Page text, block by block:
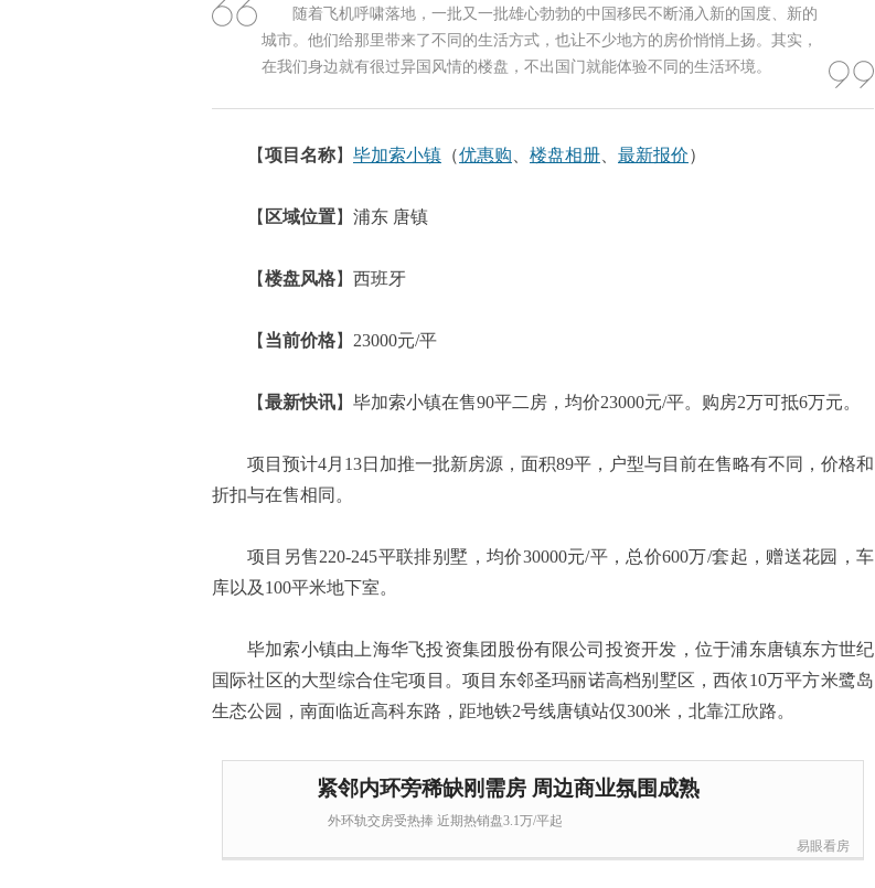
随着飞机呼啸落地，一批又一批雄心勃勃的中国移民不断涌入新的国度、新的
城市。他们给那里带来了不同的生活方式，也让不少地方的房价悄悄上扬。其实，
在我们身边就有很过异国风情的楼盘，不出国门就能体验不同的生活环境。
【项目名称】 毕加索小镇 （优惠购 楼盘相册 最新报价）
【 区域位置】浦东 唐镇
【楼盘风格】西班牙
【 当前价格】23000元/平
【最新快讯】毕加索小镇在售90平二房，均价23000元/平。购房2万可抵6万元。
项目预计4月13日加推一批新房源，面积89平，户型与目前在售略有不同，价格和
折扣与在售相同。
项目另售220-245平联排别墅，均价30000元/平，总价600万/套起，赠送花园，车
库以及100平米地下室。
毕加索小镇由上海华飞投资集团股份有限公司投资开发，位于浦东唐镇东方世纪
国际社区的大型综合住宅项目。项目东邻圣玛丽诺高档别墅区，西依10万平方米鹭岛
生态公园，南面临近高科东路，距地铁2号线唐镇站仅300米，北靠江欣路。
紧邻内环旁稀缺刚需房 周边商业氛围成熟
外环轨交房受热捧 近期热销盘3.1万/平起
易眼看房